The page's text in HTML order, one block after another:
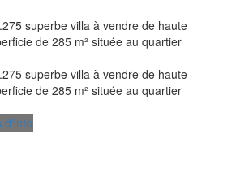
superbe villa à vendre de haute
de 285 m² située au quartier
superbe villa à vendre de haute
de 285 m² située au quartier
d'info